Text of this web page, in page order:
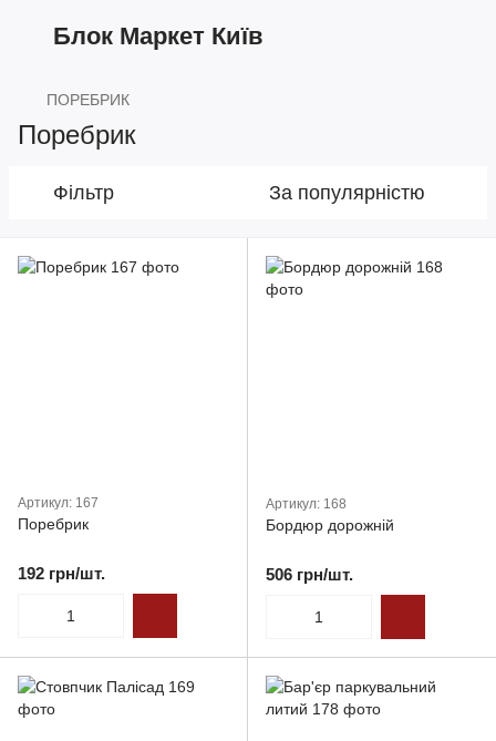
Блок Маркет Київ
ПОРЕБРИК
Поребрик
Фільтр За популярністю
Артикул: 167
Поребрик
192 грн/шт.
Артикул: 168
Бордюр дорожній
506 грн/шт.